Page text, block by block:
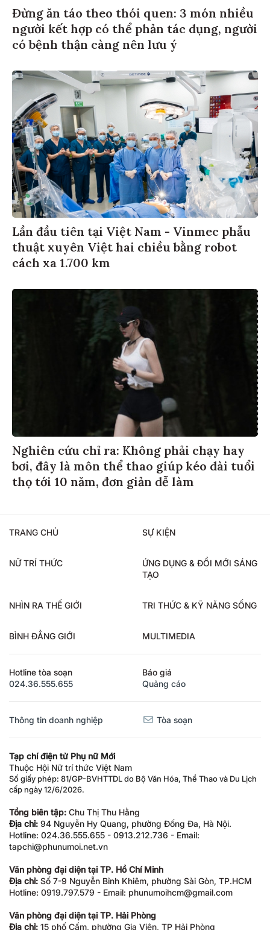
Đừng ăn táo theo thói quen: 3 món nhiều
người kết hợp có thể phản tác dụng, người
có bệnh thận càng nên lưu ý
Lần đầu tiên tại Việt Nam - Vinmec phẫu
thuật xuyên Việt hai chiều bằng robot
cách xa 1.700 km
Nghiên cứu chỉ ra: Không phải chạy hay
bơi, đây là môn thể thao giúp kéo dài tuổi
thọ tới 10 năm, đơn giản dễ làm
TRANG CHỦ SỰ KIỆN
NỮ TRÍ THỨC
ỨNG DỤNG & ĐỔI MỚI SÁNG
TẠO
NHÌN RA THẾ GIỚI TRI THỨC & KỸ NĂNG SỐNG
BÌNH ĐẲNG GIỚI MULTIMEDIA
Hotline tòa soạn
024.36.555.655
Báo giá
Quảng cáo
Thông tin doanh nghiệp Tòa soạn
Tạp chí điện tử Phụ nữ Mới
Thuộc Hội Nữ trí thức Việt Nam
Số giấy phép: 81/GP-BVHTTDL do Bộ Văn Hóa, Thể Thao và Du Lịch
cấp ngày 12/6/2026.
Tổng biên tập: Chu Thị Thu Hằng
Địa chỉ: 94 Nguyễn Hy Quang, phường Đống Đa, Hà Nội.
Hotline: 024.36.555.655 - 0913.212.736 - Email:
tapchi@phunumoi.net.vn
Văn phòng đại diện tại TP. Hồ Chí Minh
Địa chỉ: Số 7-9 Nguyễn Bỉnh Khiêm, phường Sài Gòn, TP.HCM
Hotline: 0919.797.579 - Email: phunumoihcm@gmail.com
Văn phòng đại diện tại TP. Hải Phòng
Địa chỉ: 15 phố Cấm, phường Gia Viên, TP Hải Phòng